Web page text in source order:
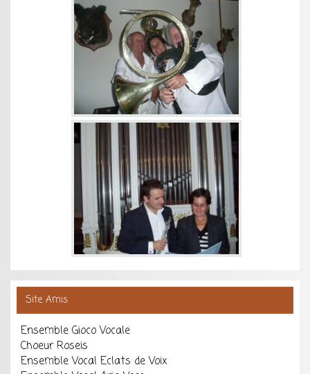
Site Amis
Ensemble Gioco Vocale
Choeur Roseis
Ensemble Vocal Eclats de Voix